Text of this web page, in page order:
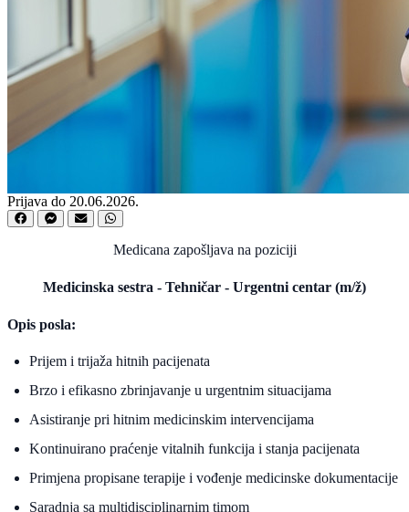
Prijava do 20.06.2026.
Medicana zapošljava na poziciji
Medicinska sestra - Tehničar - Urgentni centar (m/ž)
Opis posla:
Prijem i trijaža hitnih pacijenata
Brzo i efikasno zbrinjavanje u urgentnim situacijama
Asistiranje pri hitnim medicinskim intervencijama
Kontinuirano praćenje vitalnih funkcija i stanja pacijenata
Primjena propisane terapije i vođenje medicinske dokumentacije
Saradnja sa multidisciplinarnim timom